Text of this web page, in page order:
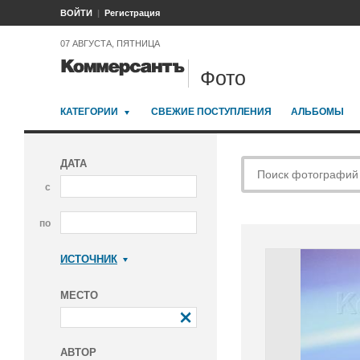
ВОЙТИ Регистрация
07 АВГУСТА, ПЯТНИЦА
Фото
КАТЕГОРИИ СВЕЖИЕ ПОСТУПЛЕНИЯ АЛЬБОМЫ
ДАТА
с
по
ИСТОЧНИК
МЕСТО
АВТОР